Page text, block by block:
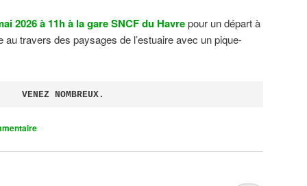
2026 à 11h à la gare SNCF du Havrepour un départ à
travers des paysages de l’estuaire avec un pique-
VENEZ NOMBREUX.